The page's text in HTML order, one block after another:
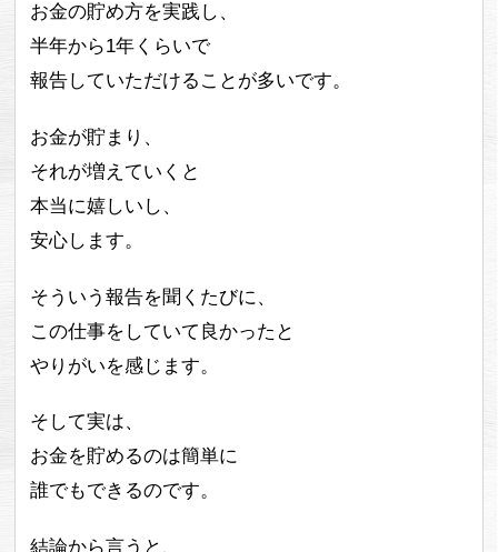
お金の貯め方を実践し、
半年から1年くらいで
報告していただけることが多いです。
お金が貯まり、
それが増えていくと
本当に嬉しいし、
安心します。
そういう報告を聞くたびに、
この仕事をしていて良かったと
やりがいを感じます。
そして実は、
お金を貯めるのは簡単に
誰でもできるのです。
結論から言うと、